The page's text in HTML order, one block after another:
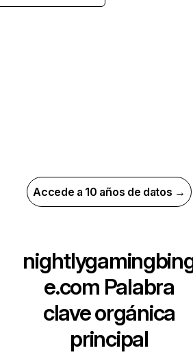
Accede a 10 años de datos →
e.com Palabra
clave orgánica
principal